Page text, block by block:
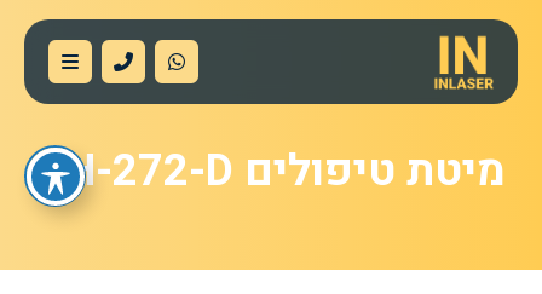
מיטת טיפולים CH-272-D